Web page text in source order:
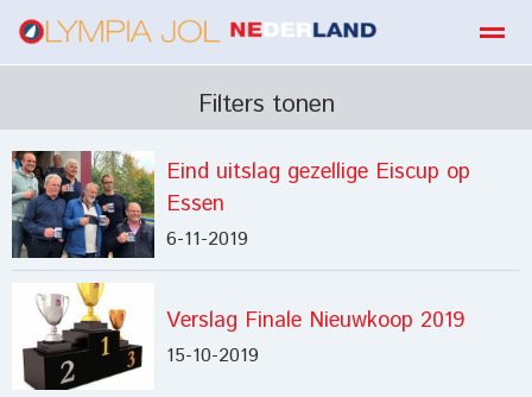
Home Zoeken
Filters tonen
Eind uitslag gezellige Eiscup op
Essen
6-11-2019
Verslag Finale Nieuwkoop 2019
15-10-2019